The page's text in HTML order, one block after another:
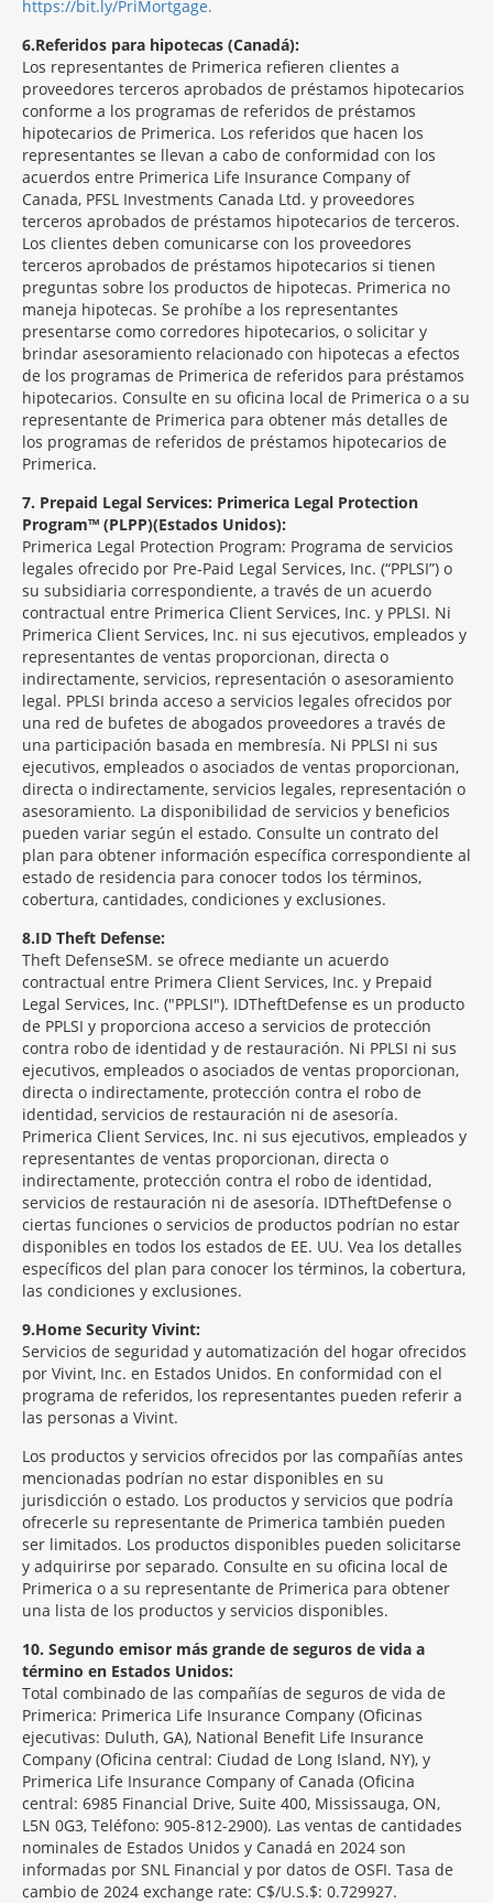
https://bit.ly/PriMortgage.
6 Referidos para hipotecas (Canadá):
Los representantes de Primerica refieren clientes a
proveedores terceros aprobados de préstamos hipotecarios
conforme a los programas de referidos de préstamos
hipotecarios de Primerica. Los referidos que hacen los
representantes se llevan a cabo de conformidad con los
acuerdos entre Primerica Life Insurance Company of
Canada, PFSL Investments Canada Ltd. y proveedores
terceros aprobados de préstamos hipotecarios de terceros.
Los clientes deben comunicarse con los proveedores
terceros aprobados de préstamos hipotecarios si tienen
preguntas sobre los productos de hipotecas. Primerica no
maneja hipotecas. Se prohíbe a los representantes
presentarse como corredores hipotecarios, o solicitar y
brindar asesoramiento relacionado con hipotecas a efectos
de los programas de Primerica de referidos para préstamos
hipotecarios. Consulte en su oficina local de Primerica o a su
representante de Primerica para obtener más detalles de
los programas de referidos de préstamos hipotecarios de
Primerica.
7 Prepaid Legal Services: Primerica Legal Protection
Program™ (PLPP)(Estados Unidos):
Primerica Legal Protection Program: Programa de servicios
legales ofrecido por Pre-Paid Legal Services, Inc. (“PPLSI”) o
su subsidiaria correspondiente, a través de un acuerdo
contractual entre Primerica Client Services, Inc. y PPLSI. Ni
Primerica Client Services, Inc. ni sus ejecutivos, empleados y
representantes de ventas proporcionan, directa o
indirectamente, servicios, representación o asesoramiento
legal. PPLSI brinda acceso a servicios legales ofrecidos por
una red de bufetes de abogados proveedores a través de
una participación basada en membresía. Ni PPLSI ni sus
ejecutivos, empleados o asociados de ventas proporcionan,
directa o indirectamente, servicios legales, representación o
asesoramiento. La disponibilidad de servicios y beneficios
pueden variar según el estado. Consulte un contrato del
plan para obtener información específica correspondiente al
estado de residencia para conocer todos los términos,
cobertura, cantidades, condiciones y exclusiones.
8 ID Theft Defense:
Theft DefenseSM se ofrece mediante un acuerdo
contractual entre Primera Client Services, Inc. y Prepaid
Legal Services, Inc. ("PPLSI"). IDTheftDefense es un producto
de PPLSI y proporciona acceso a servicios de protección
contra robo de identidad y de restauración. Ni PPLSI ni sus
ejecutivos, empleados o asociados de ventas proporcionan,
directa o indirectamente, protección contra el robo de
identidad, servicios de restauración ni de asesoría.
Primerica Client Services, Inc. ni sus ejecutivos, empleados y
representantes de ventas proporcionan, directa o
indirectamente, protección contra el robo de identidad,
servicios de restauración ni de asesoría. IDTheftDefense o
ciertas funciones o servicios de productos podrían no estar
disponibles en todos los estados de EE. UU. Vea los detalles
específicos del plan para conocer los términos, la cobertura,
las condiciones y exclusiones.
9 Home Security Vivint:
Servicios de seguridad y automatización del hogar ofrecidos
por Vivint, Inc. en Estados Unidos. En conformidad con el
programa de referidos, los representantes pueden referir a
las personas a Vivint.
Los productos y servicios ofrecidos por las compañías antes
mencionadas podrían no estar disponibles en su
jurisdicción o estado. Los productos y servicios que podría
ofrecerle su representante de Primerica también pueden
ser limitados. Los productos disponibles pueden solicitarse
y adquirirse por separado. Consulte en su oficina local de
Primerica o a su representante de Primerica para obtener
una lista de los productos y servicios disponibles.
10 Segundo emisor más grande de seguros de vida a
término en Estados Unidos:
Total combinado de las compañías de seguros de vida de
Primerica: Primerica Life Insurance Company (Oficinas
ejecutivas: Duluth, GA), National Benefit Life Insurance
Company (Oficina central: Ciudad de Long Island, NY), y
Primerica Life Insurance Company of Canada (Oficina
central: 6985 Financial Drive, Suite 400, Mississauga, ON,
L5N 0G3, Teléfono: 905-812-2900). Las ventas de cantidades
nominales de Estados Unidos y Canadá en 2024 son
informadas por SNL Financial y por datos de OSFI. Tasa de
cambio de 2024 exchange rate: C$/U.S.$: 0.729927.